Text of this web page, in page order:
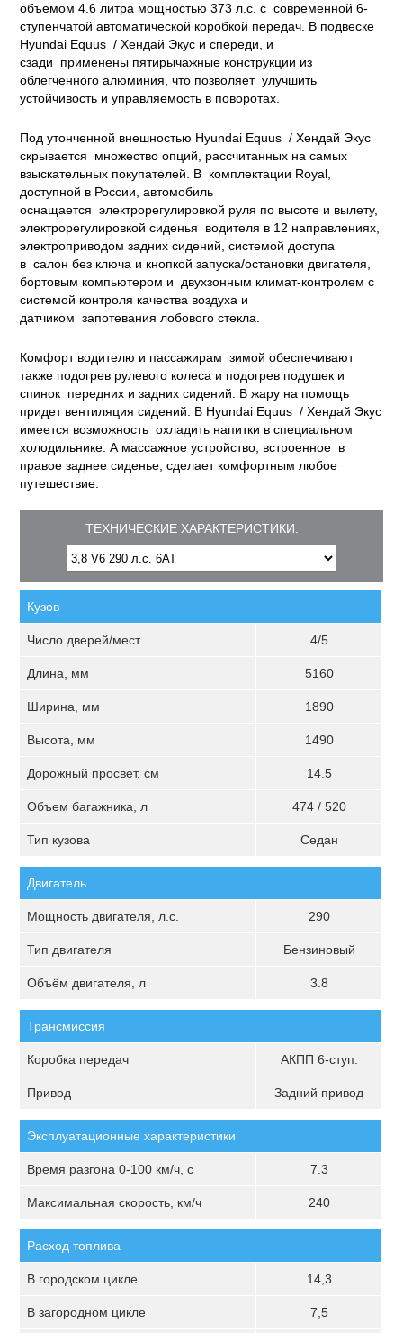
объемом 4.6 литра мощностью 373 л.с. с современной 6-
ступенчатой автоматической коробкой передач. В подвеске
Hyundai Equus / Хендай Экус и спереди, и
сзади применены пятирычажные конструкции из
облегченного алюминия, что позволяет улучшить
устойчивость и управляемость в поворотах.
Под утонченной внешностью Hyundai Equus / Хендай Экус
скрывается множество опций, рассчитанных на самых
взыскательных покупателей. В комплектации Royal,
доступной в России, автомобиль
оснащается электрорегулировкой руля по высоте и вылету,
электрорегулировкой сиденья водителя в 12 направлениях,
электроприводом задних сидений, системой доступа
в салон без ключа и кнопкой запуска/остановки двигателя,
бортовым компьютером и двухзонным климат-контролем с
системой контроля качества воздуха и
датчиком запотевания лобового стекла.
Комфорт водителю и пассажирам зимой обеспечивают
также подогрев рулевого колеса и подогрев подушек и
спинок передних и задних сидений. В жару на помощь
придет вентиляция сидений. В Hyundai Equus / Хендай Экус
имеется возможность охладить напитки в специальном
холодильнике. А массажное устройство, встроенное в
правое заднее сиденье, сделает комфортным любое
путешествие.
ТЕХНИЧЕСКИЕ ХАРАКТЕРИСТИКИ:
Кузов
Число дверей/мест 4/5
Длина, мм 5160
Ширина, мм 1890
Высота, мм 1490
Дорожный просвет, см 14.5
Объем багажника, л 474 / 520
Тип кузова Седан
Двигатель
Мощность двигателя, л.с. 290
Тип двигателя Бензиновый
Объём двигателя, л 3.8
Трансмиссия
Коробка передач АКПП 6-ступ.
Привод Задний привод
Эксплуатационные характеристики
Время разгона 0-100 км/ч, с 7.3
Максимальная скорость, км/ч 240
Расход топлива
В городском цикле 14,3
В загородном цикле 7,5